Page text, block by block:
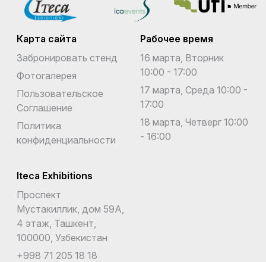
Карта сайта
Забронировать стенд
Фотогалерея
Пользовательское
Соглашение
Политика
конфиденциальности
Рабочее время
16 марта, Вторник
10:00 - 17:00
17 марта, Среда 10:00 -
17:00
18 марта, Четверг 10:00
- 16:00
Iteca Exhibitions
Проспект
Мустакиллик, дом 59А,
4 этаж, Ташкент,
100000, Узбекистан
+998 71 205 18 18